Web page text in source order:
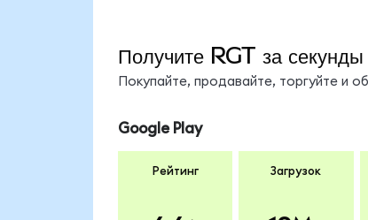
Получите RGT за секунды
Покупайте, продавайте, торгуйте и
Google Play
Рейтинг Загрузок